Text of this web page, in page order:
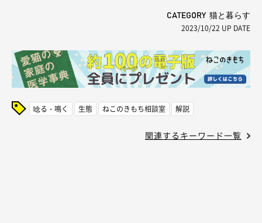
CATEGORY 猫と暮らす
2023/10/22 UP DATE
唸る・鳴く 生態 ねこのきもち相談室 解説
関連するキーワード一覧